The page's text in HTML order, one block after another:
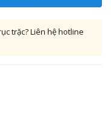
trặc? Liên hệ hotline